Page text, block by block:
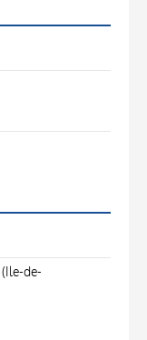
(Ile-de-